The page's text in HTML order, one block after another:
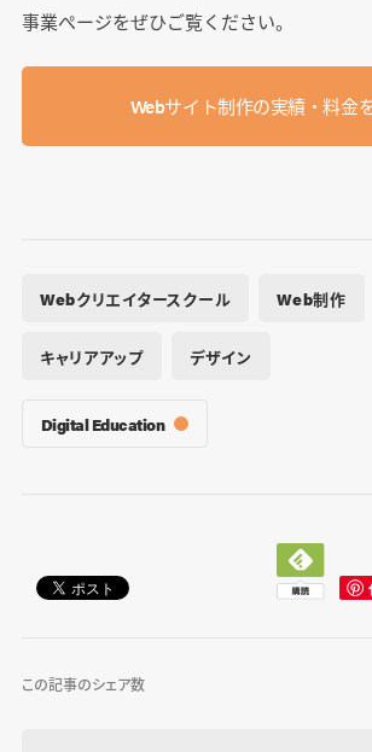
事業ぺージをぜひご覧ください。
Webサイト制作の実績・料金
Webクリエイタースクール Web制作
キャリアアップ デザイン
Digital Education
この記事のシェア数